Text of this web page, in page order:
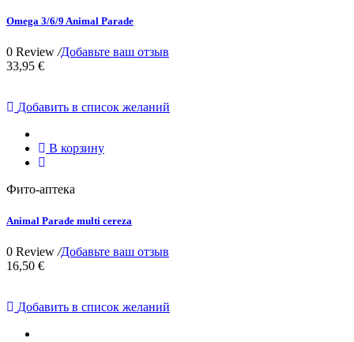
Omega 3/6/9 Animal Parade
0 Review /Добавьте ваш отзыв
33,95 €
Добавить в список желаний
В корзину
Фито-аптека
Animal Parade multi cereza
0 Review /Добавьте ваш отзыв
16,50 €
Добавить в список желаний